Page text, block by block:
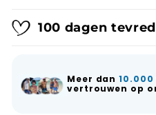
100 dagen
Meer dan10.000
vertrouwen op